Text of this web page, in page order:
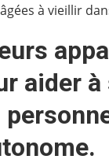
à vieillir
aider